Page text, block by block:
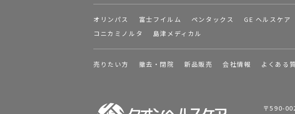
オリンパス 富士フイルム ペンタックス GE ヘルスケア
コニカミノルタ
島津メディカル
売りたい方 撤去・閉院 新品販売 会社情報 よくある
〒590-